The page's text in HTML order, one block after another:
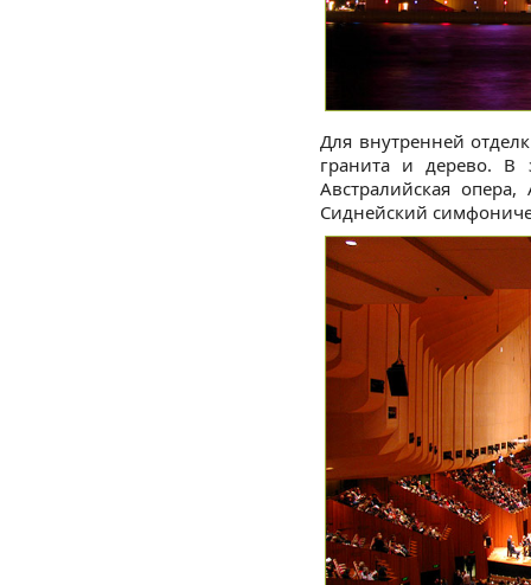
Для внутренней
гранита и дерево. В
Австралийская
Сиднейский